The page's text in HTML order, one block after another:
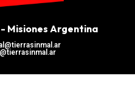
Misiones Argentina